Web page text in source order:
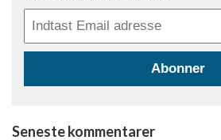
Abonner
Seneste kommentarer